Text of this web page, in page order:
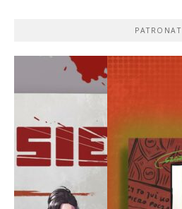
PATRONAT